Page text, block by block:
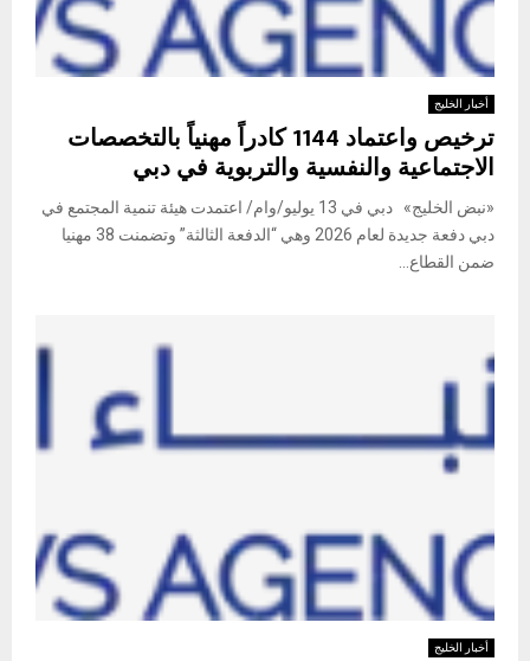
أخبار الخليج
ترخيص واعتماد 1144 كادراً مهنياً بالتخصصات
الاجتماعية والنفسية والتربوية في دبي
«نبض الخليج» دبي في 13 يوليو/وام/ اعتمدت هيئة تنمية المجتمع في
دبي دفعة جديدة لعام 2026 وهي “الدفعة الثالثة” وتضمنت 38 مهنيا
ضمن القطاع...
أخبار الخليج